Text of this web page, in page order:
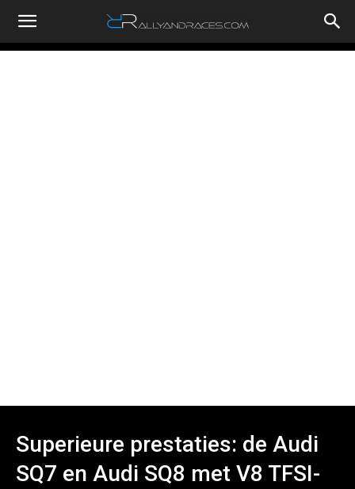
RallyandRaces.com
Superieure prestaties: de Audi
SQ7 en Audi SQ8 met V8 TFSI-